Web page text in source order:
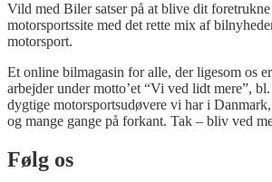
Vild med Biler satser på at blive dit
motorsportssite med det rette mix af
motorsport.
Et online bilmagasin for alle, der ligesom os
arbejder under motto’et “Vi ved lidt mere”,
dygtige motorsportsudøvere vi har i
og mange gange på forkant. Tak – bliv ved
Følg os